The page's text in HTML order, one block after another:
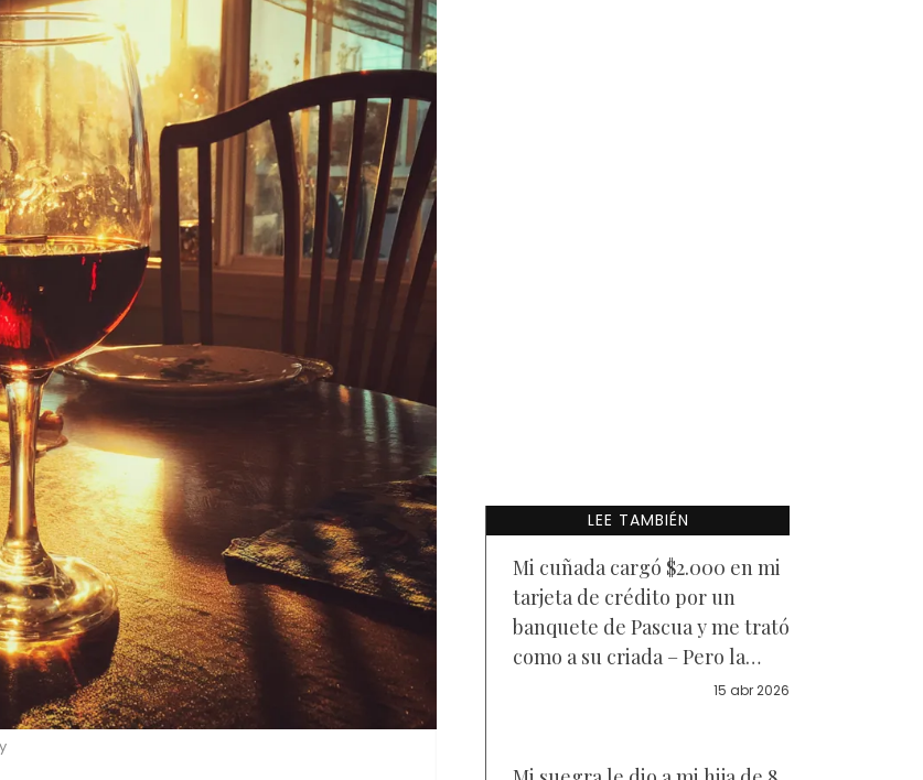
LEE TAMBIÉN
Mi cuñada cargó $2.000 en mi
tarjeta de crédito por un
banquete de Pascua y me trató
como a su criada – Pero la
sorpresa en el aeropuerto la
15 abr 2026